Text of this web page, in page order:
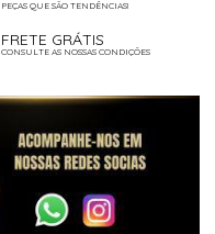
PEÇAS QUE SÃO TENDÊNCIAS!
FRETE GRÁTIS
CONSULTE AS NOSSAS CONDIÇÕES